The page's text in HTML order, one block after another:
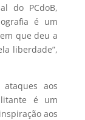
do PCdoB,
é um
que deu a
liberdade”,
aos
é um
aos